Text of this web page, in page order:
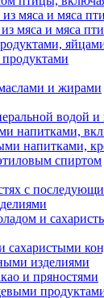
из мяса и мяса
мяса и мяса
и жирами
водой
напитками,
напитками,
спиртом
с
и
сахаристыми
изделиями
и пряностями